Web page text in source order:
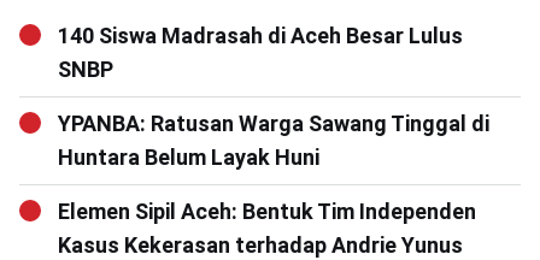
140 Siswa Madrasah di Aceh Besar Lulus
SNBP
YPANBA: Ratusan Warga Sawang Tinggal di
Huntara Belum Layak Huni
Elemen Sipil Aceh: Bentuk Tim Independen
Kasus Kekerasan terhadap Andrie Yunus